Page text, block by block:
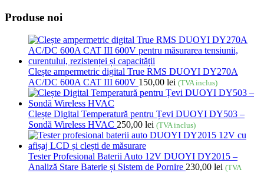
Produse noi
Clește ampermetric digital True RMS DUOYI DY270A
AC/DC 600A CAT III 600V 150,00 lei (TVA inclus)
Clește Digital Temperatură pentru Țevi DUOYI DY503 –
Sondă Wireless HVAC 250,00 lei (TVA inclus)
Tester Profesional Baterii Auto 12V DUOYI DY2015 –
Analiză Stare Baterie și Sistem de Pornire 230,00 lei (TVA